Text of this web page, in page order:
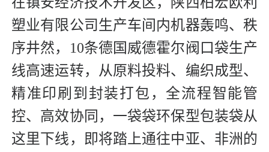
塑业有限公司生产车间内机器轰鸣、秩
序井然，10条德国威德霍尔阀口袋生产
线高速运转，从原料投料、编织成型、
精准印刷到封装打包，全流程智能管
控、高效协同，一袋袋环保型包装袋从
这里下线，即将踏上通往中亚、非洲的